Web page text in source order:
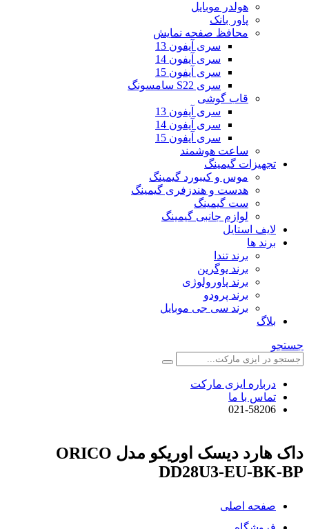
هولدر موبایل
پاور بانک
محافظ صفحه نمایش
سری آیفون 13
سری آیفون 14
سری آیفون 15
سری S22 سامسونگ
قاب گوشی
سری آیفون 13
سری آیفون 14
سری آیفون 15
ساعت هوشمند
تجهیزات گیمینگ
موس و کیبورد گیمینگ
هدست و هندزفری گیمینگ
ست گیمینگ
لوازم جانبی گیمینگ
لایف استایل
برند ها
برند تندا
برند یوگرین
برند پاورولوژی
برند پرودو
برند سی جی موبایل
بلاگ
جستجو
درباره ایزی مارکت
تماس با ما
021-58206
داک هارد دیسک اوریکو مدل ORICO
DD28U3-EU-BK-BP
صفحه اصلی